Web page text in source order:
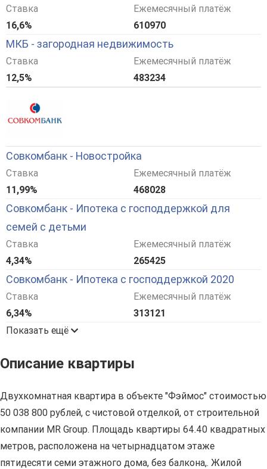
Ставка
16,6%
Ежемесячный платёж
610970
МКБ - загородная недвижимость
Ставка
12,5%
Ежемесячный платёж
483234
Совкомбанк - Новостройка
Ставка
11,99%
Ежемесячный платёж
468028
Совкомбанк - Ипотека с господдержкой для
семей с детьми
Ставка
4,34%
Ежемесячный платёж
265425
Совкомбанк - Ипотека с господдержкой 2020
Ставка
6,34%
Ежемесячный платёж
313121
Показать ещё
Описание квартиры
Двухкомнатная квартира в объекте "Фэймос" стоимостью
50 038 800 рублей, с чистовой отделкой, от строительной
компании MR Group. Площадь квартиры 64.40 квадратных
метров, расположена на четырнадцатом этаже
пятидесяти семи этажного дома, без балкона,. Жилой